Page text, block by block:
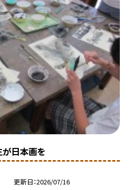
が日本画を
更新日 2026/07/16